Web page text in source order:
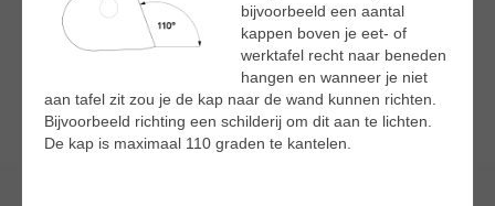
bijvoorbeeld een aantal
kappen boven je eet- of
werktafel recht naar beneden
hangen en wanneer je niet
aan tafel zit zou je de kap naar de wand kunnen richten.
Bijvoorbeeld richting een schilderij om dit aan te lichten.
De kap is maximaal 110 graden te kantelen.